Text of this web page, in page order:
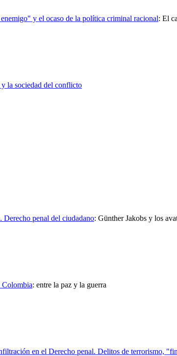
y el ocaso de la política criminal racional: El
la sociedad del conflicto
Derecho penal del ciudadano: Günther Jakobs y los
Colombia: entre la paz y la guerra
en el Derecho penal. Delitos de terrorismo,